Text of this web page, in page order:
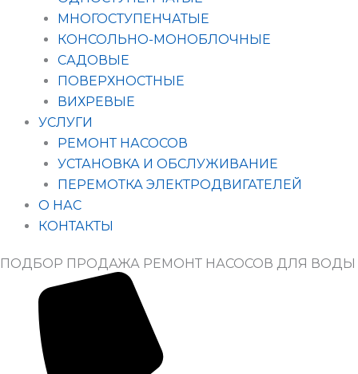
МНОГОСТУПЕНЧАТЫЕ
КОНСОЛЬНО-МОНОБЛОЧНЫЕ
САДОВЫЕ
ПОВЕРХНОСТНЫЕ
ВИХРЕВЫЕ
УСЛУГИ
РЕМОНТ НАСОСОВ
УСТАНОВКА И ОБСЛУЖИВАНИЕ
ПЕРЕМОТКА ЭЛЕКТРОДВИГАТЕЛЕЙ
О НАС
КОНТАКТЫ
ПОДБОР ПРОДАЖА РЕМОНТ НАСОСОВ ДЛЯ ВОДЫ